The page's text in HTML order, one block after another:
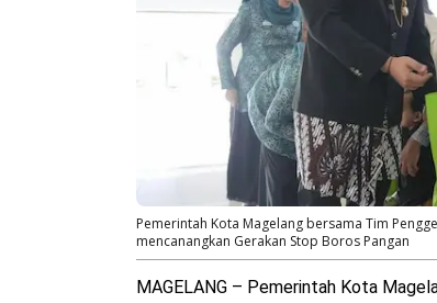
Pemerintah Kota Magelang bersama Tim
mencanangkan Gerakan Stop Boros Pangan
MAGELANG – Pemerintah Kota